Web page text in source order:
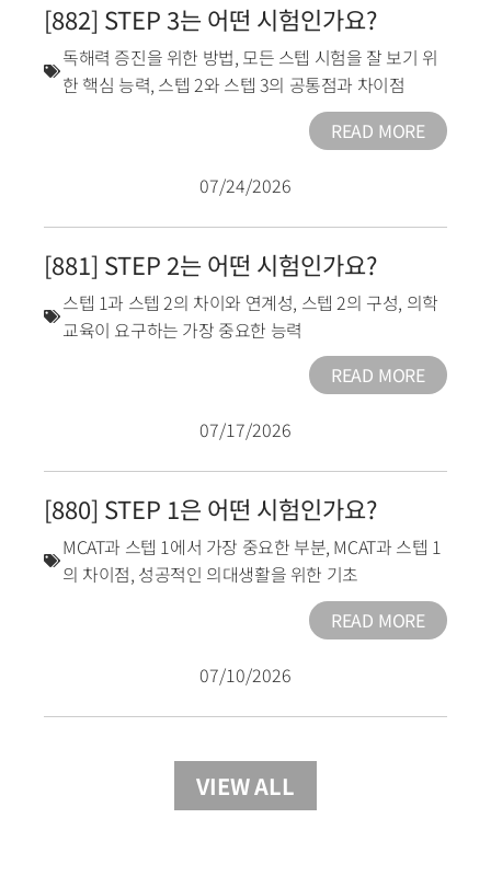
[882] STEP 3는 어떤 시험인가요?
독해력 증진을 위한 방법, 모든 스텝 시험을 잘 보기 위
한 핵심 능력, 스텝 2와 스텝 3의 공통점과 차이점
READ MORE
07/24/2026
[881] STEP 2는 어떤 시험인가요?
스텝 1과 스텝 2의 차이와 연계성, 스텝 2의 구성, 의학
교육이 요구하는 가장 중요한 능력
READ MORE
07/17/2026
[880] STEP 1은 어떤 시험인가요?
MCAT과 스텝 1에서 가장 중요한 부분, MCAT과 스텝 1
의 차이점, 성공적인 의대생활을 위한 기초
READ MORE
07/10/2026
VIEW ALL